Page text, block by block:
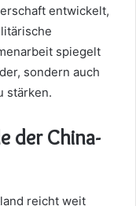
entwickelt,
spiegelt
sondern auch
stärken.
der China-
reicht weit